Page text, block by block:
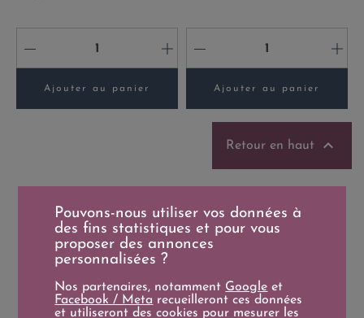
- +
Ajouter au panier
- +
Ajouter au panier
Retour en haut 
Pouvons-nous utiliser vos données à
des fins statistiques et pour vous
proposer des annonces
personnalisées ?
Nos partenaires, notamment Google et
Facebook / Meta recueilleront ces données
et utiliseront des cookies pour mesurer les